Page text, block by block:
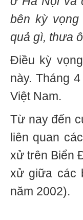
bên kỳ vọng
quả gì, thưa
Điều kỳ
này. Tháng
Việt Nam.
Từ nay đến
liên quan
xử trên Biển
xử giữa các
năm 2002).